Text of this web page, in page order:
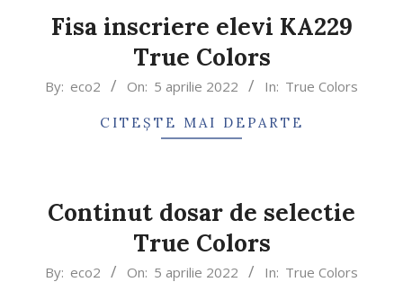
Fisa inscriere elevi KA229
True Colors
By: eco2 On: 5 aprilie 2022 In: True Colors
CITEȘTE MAI DEPARTE
Continut dosar de selectie
True Colors
By: eco2 On: 5 aprilie 2022 In: True Colors